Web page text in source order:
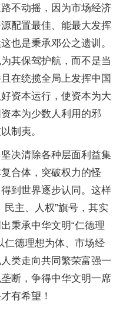
不动摇，因为市场经济
配置最佳、能最大发挥
也是秉承邓公之遗训。
其保驾护航，而不是当
在统揽全局上发挥中国
资本运行，使资本为大
本为少数人利用的邪
制夷。
决清除各种层面利益集
合体，突破权力的怪
到世界逐步认同。这样
民主、人权”旗号，其实
秉承中华文明“仁德理
仁德理想为体、市场经
类走向共同繁荣富强一
断，争得中华文明一席
有希望！